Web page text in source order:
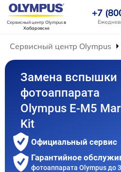
Сервисный центр Olympusв
Хабаровске
+7
Сервисный центр Olympus
Замена вспышки
фотоаппарата
Olympus E‑M5
Kit
Официальный сервис
Гарантийное
фотоаппарата Olympus до